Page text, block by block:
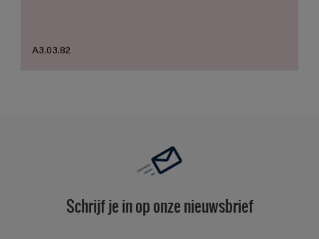
A3.03.82
Schrijf je in op onze nieuwsbrief